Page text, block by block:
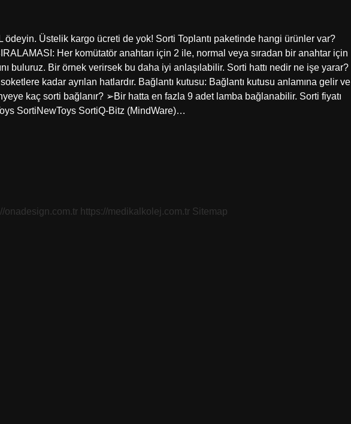
ödeyin. Üstelik kargo ücreti de yok! Sorti Toplantı paketinde hangi ürünler var?
Her komütatör anahtarı için 2 ile, normal veya sıradan bir anahtar için
buluruz. Bir örnek verirsek bu daha iyi anlaşılabilir. Sorti hattı nedir ne işe yarar?
kadar ayrılan hatlardır. Bağlantı kutusu: Bağlantı kutusu anlamına gelir ve
kaç sorti bağlanır? ➢Bir hatta en fazla 9 adet lamba bağlanabilir. Sorti fiyatı
SortiNewToys SortiQ-Bitz (MindWare)…
onadesign.com.tr https://medikalkolej.com.tr Sitemap